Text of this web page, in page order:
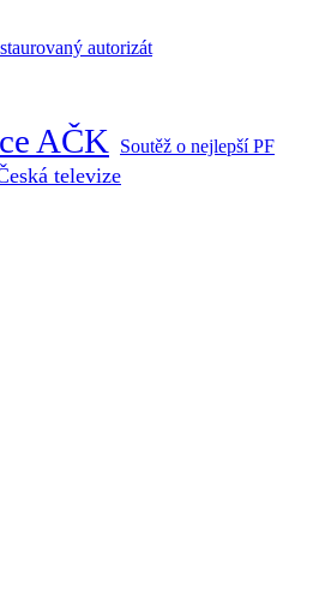
autorizát
AČK Soutěž o nejlepší PF
televize